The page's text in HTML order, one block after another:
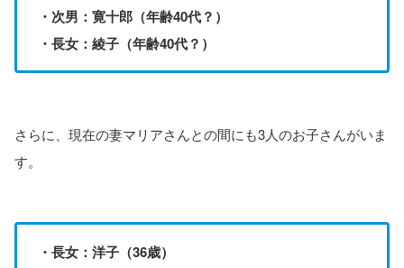
・次男：寛十郎（年齢40代？）
・長女：綾子（年齢40代？）
さらに、現在の妻マリアさんとの間にも3人のお子さんがいま
す。
・長女：洋子（36歳）